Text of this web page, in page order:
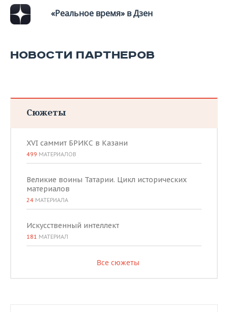
«Реальное время» в Дзен
НОВОСТИ ПАРТНЕРОВ
Сюжеты
XVI саммит БРИКС в Казани
499 МАТЕРИАЛОВ
Великие воины Татарии. Цикл исторических
материалов
24 МАТЕРИАЛА
Искусственный интеллект
181 МАТЕРИАЛ
Все сюжеты